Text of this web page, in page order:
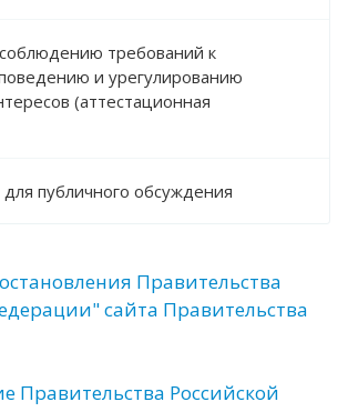
требований к
и урегулированию
(аттестационная
публичного обсуждения
Правительства
сайта Правительства
Правительства Российской